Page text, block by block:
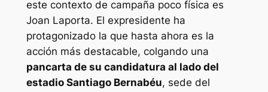
este contexto de campaña poco física es
Joan Laporta. El expresidente ha
protagonizado la que hasta ahora es la
acción más destacable, colgando una
pancarta de su candidatura al lado del
estadio Santiago Bernabéu, sede del